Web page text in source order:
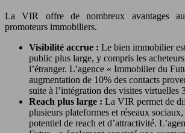
La VIR offre de nombreux avantages
promoteurs immobiliers.
Visibilité accrue : Le bien immobilier
public plus large, y compris les
l’étranger. L’agence « Immobilier du
augmentation de 10% des contacts
suite à l’intégration des visites virtuelles
Reach plus large : La VIR permet de
plusieurs plateformes et réseaux
potentiel de reach et d’attractivité.